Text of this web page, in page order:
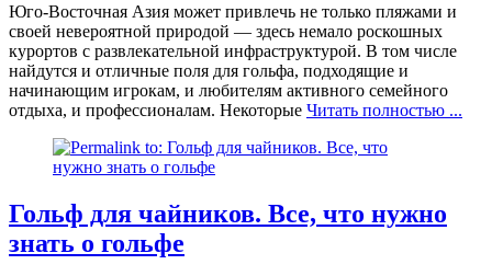
Юго-Восточная Азия может привлечь не только пляжами и
своей невероятной природой — здесь немало роскошных
курортов с развлекательной инфраструктурой. В том числе
найдутся и отличные поля для гольфа, подходящие и
начинающим игрокам, и любителям активного семейного
отдыха, и профессионалам. Некоторые Читать полностью ...
Гольф для чайников. Все, что нужно
знать о гольфе